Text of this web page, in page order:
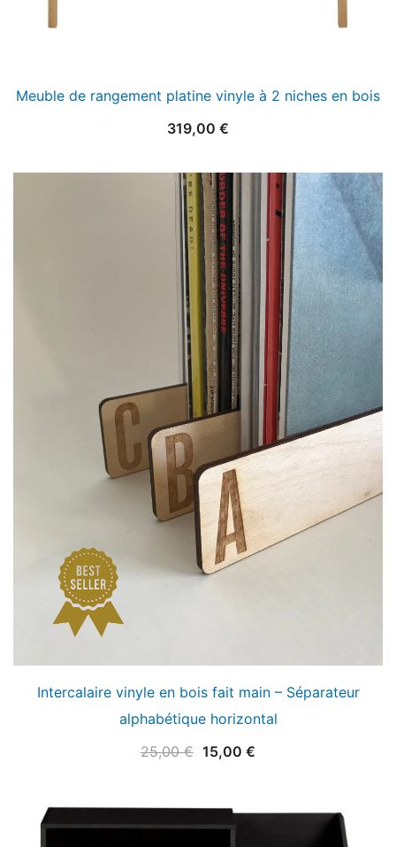
Meuble de rangement platine vinyle à 2 niches en bois
319,00 €
Intercalaire vinyle en bois fait main – Séparateur
alphabétique horizontal
25,00€ Le
était :
15,00 €
est :